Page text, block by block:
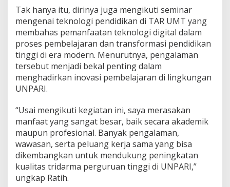
Tak hanya itu, dirinya juga mengikuti seminar
mengenai teknologi pendidikan di TAR UMT yang
membahas pemanfaatan teknologi digital dalam
proses pembelajaran dan transformasi pendidikan
tinggi di era modern. Menurutnya, pengalaman
tersebut menjadi bekal penting dalam
menghadirkan inovasi pembelajaran di lingkungan
UNPARI.
“Usai mengikuti kegiatan ini, saya merasakan
manfaat yang sangat besar, baik secara akademik
maupun profesional. Banyak pengalaman,
wawasan, serta peluang kerja sama yang bisa
dikembangkan untuk mendukung peningkatan
kualitas tridarma perguruan tinggi di UNPARI,”
ungkap Ratih.